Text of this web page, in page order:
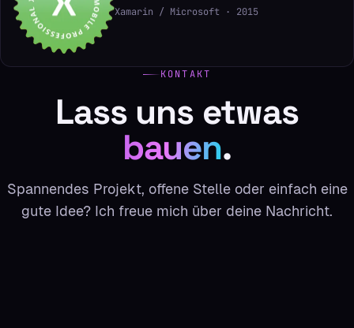
Xamarin / Microsoft · 2015
KONTAKT
Lass uns etwas
bauen.
Spannendes Projekt, offene Stelle oder einfach eine
gute Idee? Ich freue mich über deine Nachricht.